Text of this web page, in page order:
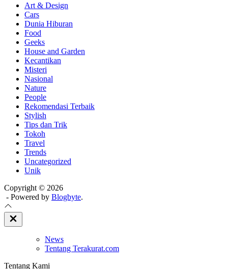
Art & Design
Cars
Dunia Hiburan
Food
Geeks
House and Garden
Kecantikan
Misteri
Nasional
Nature
People
Rekomendasi Terbaik
Stylish
Tips dan Trik
Tokoh
Travel
Trends
Uncategorized
Unik
Copyright © 2026
- Powered by Blogbyte.
Close
Off
News
Tentang Terakurat.com
Tentang Kami